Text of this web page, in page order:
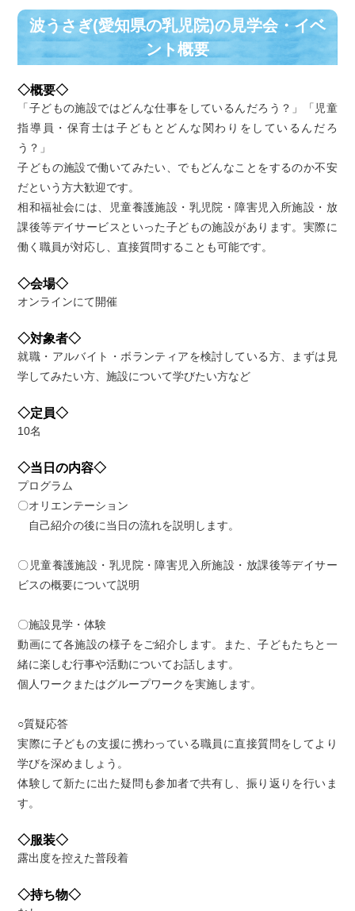
波うさぎ(愛知県の乳児院)の⾒学会・イベ
ント概要
◇概要◇
「子どもの施設ではどんな仕事をしているんだろう？」「児童
指導員・保育士は子どもとどんな関わりをしているんだろ
う？」
子どもの施設で働いてみたい、でもどんなことをするのか不安
だという方大歓迎です。
相和福祉会には、児童養護施設・乳児院・障害児入所施設・放
課後等デイサービスといった子どもの施設があります。実際に
働く職員が対応し、直接質問することも可能です。
◇会場◇
オンラインにて開催
◇対象者◇
就職・アルバイト・ボランティアを検討している方、まずは見
学してみたい方、施設について学びたい方など
◇定員◇
10名
◇当日の内容◇
プログラム
〇オリエンテーション
自己紹介の後に当日の流れを説明します。
〇児童養護施設・乳児院・障害児入所施設・放課後等デイサー
ビスの概要について説明
〇施設見学・体験
動画にて各施設の様子をご紹介します。また、子どもたちと一
緒に楽しむ行事や活動についてお話します。
個人ワークまたはグループワークを実施します。
○質疑応答
実際に子どもの支援に携わっている職員に直接質問をしてより
学びを深めましょう。
体験して新たに出た疑問も参加者で共有し、振り返りを行いま
す。
◇服装◇
露出度を控えた普段着
◇持ち物◇